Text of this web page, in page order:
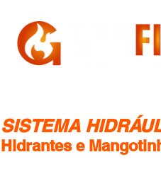
SISTEMA
Hidrantes e